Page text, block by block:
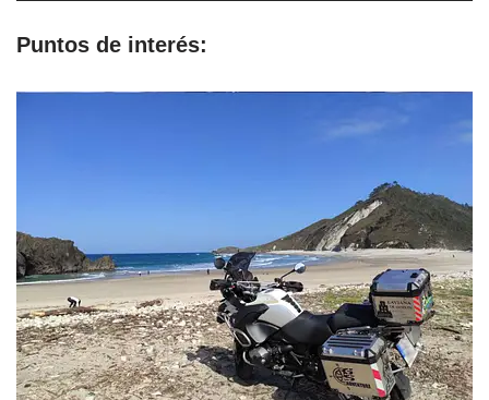
Puntos de interés: